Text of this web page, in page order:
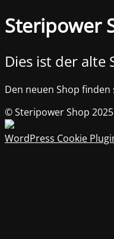
Steripower
Dies ist der alte
Den neuen Shop
© Steripower Shop 2025
WordPress Cookie